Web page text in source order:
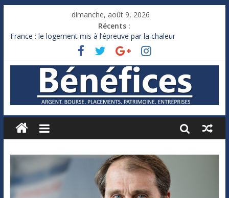
dimanche, août 9, 2026
Récents :
France : le logement mis à l’épreuve par la chaleur
Des milliards de dollars de droits de douane déjà remboursés
Royaume-Uni : Andy Burnham recule sur l’impôt
Xavier Niel, le milliardaire qui ne touche presque rien
Ruée des fortunes russes vers l’étranger